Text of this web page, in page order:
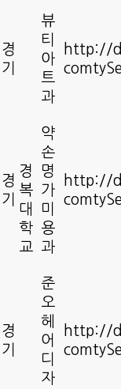
경
기
경
복
대
학
교
뷰
티
아
트
과
http://
경
기
약
손
명
가
미
용
과
http://
경
기
준
오
헤
어
디
자
http://